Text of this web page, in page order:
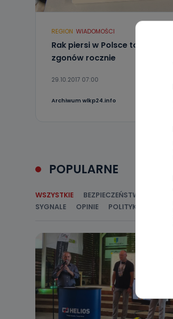
REGION WIADOMOŚCI
Rak piersi w Polsce to sześć
zgonów rocznie
29.10.2017 07:00
Archiwum wlkp24.info
POPULARNE
WSZYSTKIE BEZPIECZEŃSTWO
SYGNALE
OPINIE POLITYKA